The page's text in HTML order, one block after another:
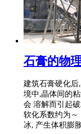
石膏的物
建筑石膏硬化后
境中,晶体间的
会 溶解而引起
软化系数约为
冰, 产生体积膨